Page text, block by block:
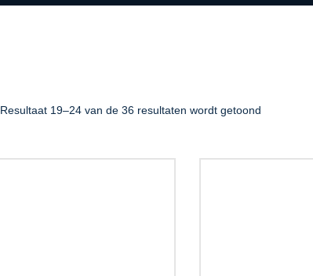
Resultaat 19–24 van de 36 resultaten wordt getoond